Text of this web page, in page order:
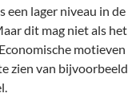
een lager niveau in de
dit mag niet als het
motieven
zien van bijvoorbeeld